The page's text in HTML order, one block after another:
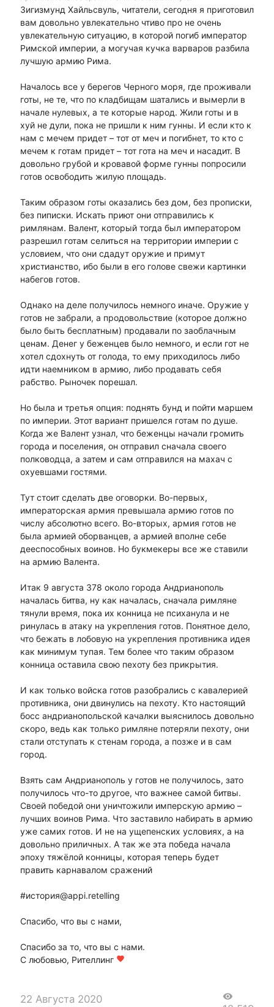
Зигизмунд Хайльсвуль, читатели, сегодня я приготовил
вам довольно увлекательно чтиво про не очень
увлекательную ситуацию, в которой погиб император
Римской империи, а могучая кучка варваров разбила
лучшую армию Рима.
Началось все у берегов Черного моря, где проживали
готы, не те, что по кладбищам шатались и вымерли в
начале нулевых, а те которые народ. Жили готы и в
хуй не дули, пока не пришли к ним гунны. И если кто к
нам с мечем придет – тот от меч и погибнет, то кто с
мечем к готам придет – тот гота на меч и насадит. В
довольно грубой и кровавой форме гунны попросили
готов освободить жилую площадь.
Таким образом готы оказались без дом, без прописки,
без пиписки. Искать приют они отправились к
римлянам. Валент, который тогда был императором
разрешил готам селиться на территории империи с
условием, что они сдадут оружие и примут
христианство, ибо были в его голове свежи картинки
набегов готов.
Однако на деле получилось немного иначе. Оружие у
готов не забрали, а продовольствие (которое должно
было быть бесплатным) продавали по заоблачным
ценам. Денег у беженцев было немного, и если гот не
хотел сдохнуть от голода, то ему приходилось либо
идти наемником в армию, либо продавать себя
рабство. Рыночек порешал.
Но была и третья опция: поднять бунд и пойти маршем
по империи. Этот вариант пришелся готам по душе.
Когда же Валент узнал, что беженцы начали громить
города и поселения, он отправил сначала своего
полководца, а затем и сам отправился на махач с
охуевшами гостями.
Тут стоит сделать две оговорки. Во-первых,
императорская армия превышала армию готов по
числу абсолютно всего. Во-вторых, армия готов не
была армией оборванцев, а армией вполне себе
дееспособных воинов. Но букмекеры все же ставили
на армию Валента.
Итак 9 августа 378 около города Андрианополь
началась битва, ну как началась, сначала римляне
тянули время, пока их конница не психанула и не
ринулась в атаку на укрепления готов. Понятное дело,
что бежать в лобовую на укрепления противника идея
как минимум тупая. Тем более что таким образом
конница оставила свою пехоту без прикрытия.
И как только войска готов разобрались с кавалерией
противника, они двинулись на пехоту. Кто настоящий
босс андрианопольской качалки выяснилось довольно
скоро, ведь как только римляне потеряли пехоту, они
стали отступать к стенам города, а позже и в сам
город.
Взять сам Андрианополь у готов не получилось, зато
получилось что-то другое, что важнее самой битвы.
Своей победой они уничтожили имперскую армию –
лучших воинов Рима. Что заставило набирать в армию
уже самих готов. И не на ущепенских условиях, а на
довольно приличных. А так же эта победа начала
эпоху тяжёлой конницы, которая теперь будет
править карнавалом сражений
#история@appi.retelling
Спасибо, что вы с нами,
Спасибо за то, что вы с нами.
С любовью, Рителлинг favorite
22 Августа 2020 visibility